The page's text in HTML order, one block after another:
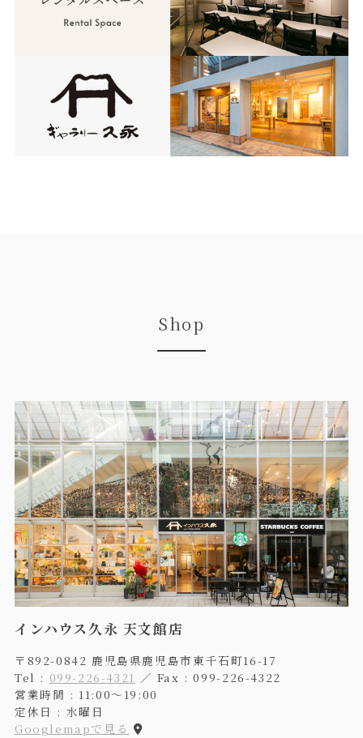
Shop
インハウス久永 天文館店
〒892-0842 鹿児島県鹿児島市東千石町16-17
Tel : 099-226-4321 ／ Fax : 099-226-4322
営業時間 : 11:00〜19:00
定休日 : 水曜日
Googlemapで見る